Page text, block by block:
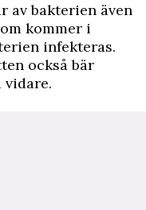
av bakterien även
kommer i
infekteras.
också bär